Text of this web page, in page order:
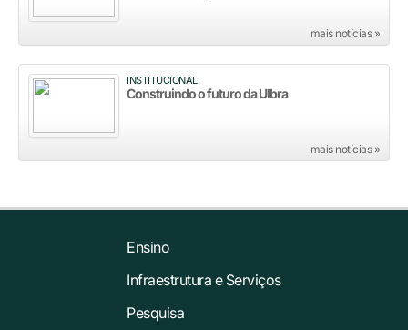
mais notícias »
INSTITUCIONAL
Construindo o futuro da Ulbra
mais notícias »
Ensino
Infraestrutura e Serviços
Pesquisa